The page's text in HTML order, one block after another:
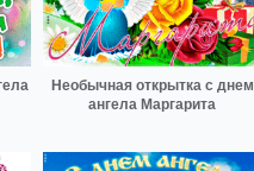
Необычная открытка с днем
ангела Маргарита